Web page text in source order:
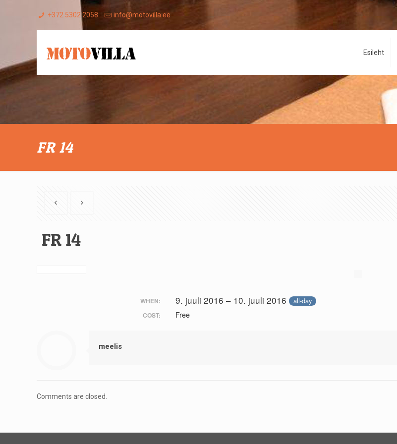
+372 5302 2058 info@motovilla.ee
Esileht
FR 14
FR 14
WHEN: 9. juuli 2016 – 10. juuli 2016 all-day
COST: Free
meelis
Comments are closed.